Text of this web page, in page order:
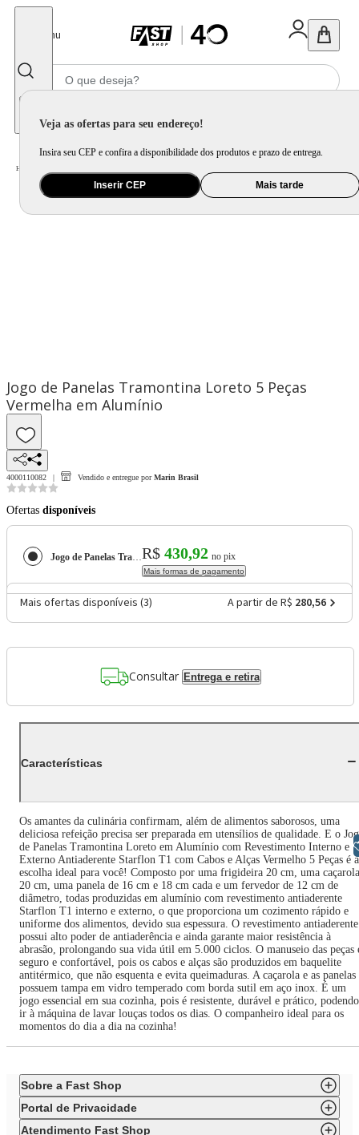
Menu
Veja as ofertas para seu endereço!
Insira seu CEP e confira a disponibilidade dos produtos e prazo de entrega.
Inserir CEP Mais tarde
Home
Jogo de Panelas Tramontina Loreto 5 Peças
Vermelha em Alumínio
4000110082 Vendido e entregue por Marin Brasil
Ofertas disponíveis
Jogo de Panelas Tramontina Loreto 5 Peças Vermelha em AlumínioR$ 430,92 no pix
Mais formas de pagamento
Mais ofertas disponíveis (3) A partir de R$ 280,56
Consultar Entrega e retira
Características
Os amantes da culinária confirmam, além de alimentos saborosos, uma
deliciosa refeição precisa ser preparada em utensílios de qualidade. E o
de Panelas Tramontina Loreto em Alumínio com Revestimento Interno e
Externo Antiaderente Starflon T1 com Cabos e Alças Vermelho 5 Peças é a
escolha ideal para você! Composto por uma frigideira 20 cm, uma caçarola
20 cm, uma panela de 16 cm e 18 cm cada e um fervedor de 12 cm de
diâmetro, todas produzidas em alumínio com revestimento antiaderente
Starflon T1 interno e externo, o que proporciona um cozimento rápido e
uniforme dos alimentos, devido sua espessura. O revestimento antiaderente
possui alto poder de antiaderência e ainda garante maior resistência à
abrasão, prolongando sua vida útil em 5.000 ciclos. O manuseio das peças
seguro e confortável, pois os cabos e alças são produzidos em baquelite
antitérmico, que não esquenta e evita queimaduras. A caçarola e as panelas
possuem tampa em vidro temperado com borda sutil em aço inox. É um
jogo essencial em sua cozinha, pois é resistente, durável e prático, podendo
ir à máquina de lavar louças todos os dias. O companheiro ideal para os
momentos do dia a dia na cozinha!
Sobre a Fast Shop
Portal de Privacidade
Atendimento Fast Shop
Libras